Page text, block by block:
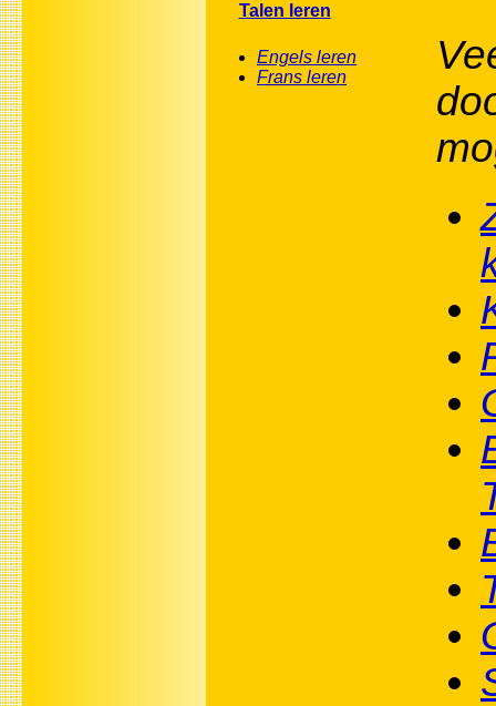
Talen leren
Engels leren
Frans leren